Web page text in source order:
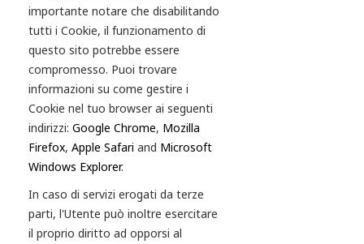
importante notare che disabilitando
tutti i Cookie, il funzionamento di
questo sito potrebbe essere
compromesso. Puoi trovare
informazioni su come gestire i
Cookie nel tuo browser ai seguenti
indirizzi: Google Chrome, Mozilla
Firefox, Apple Safari and Microsoft
Windows Explorer.
In caso di servizi erogati da terze
parti, l'Utente può inoltre esercitare
il proprio diritto ad opporsi al